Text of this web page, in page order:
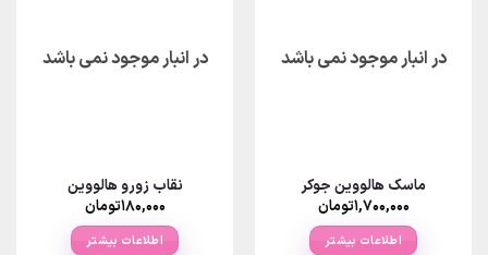
گزینه
محصول
انتخاب
شوند
در انبار موجود نمی باشد
ماسک هالووین جوکر
۱,۷۰۰,۰۰۰تومان
اطلاعات بیشتر
در انبار موجود نمی باشد
نقاب زورو هالووین
۱۸۰,۰۰۰تومان
اطلاعات بیشتر